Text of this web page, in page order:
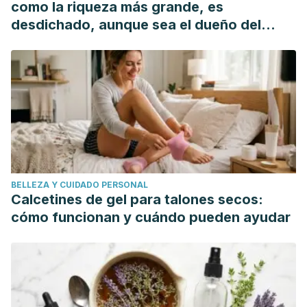
vasculares en relación con la producción de estrógenos
epidermoide de pulmón.Rev Clin Esp,187 , 372-374.
como la riqueza más grande, es
desdichado, aunque sea el dueño del
BELLEZA Y CUIDADO PERSONAL
Calcetines de gel para talones secos:
cómo funcionan y cuándo pueden ayudar